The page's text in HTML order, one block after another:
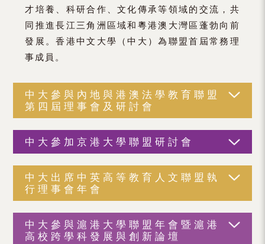
才培養、科研合作、文化傳承等領域的交流，共
同推進長江三角洲區域和粵港澳大灣區蓬勃向前
發展。香港中文大學（中大）為聯盟首屆常務理
事成員。
中大參與內地與港澳法學教育聯盟
第四屆理事會及研討會
中大參加京港大學聯盟研討會
中大出席中英高等教育人文聯盟執
行理事會年會
中大參與滬港大學聯盟年會暨滬港
高校跨學科發展與創新論壇